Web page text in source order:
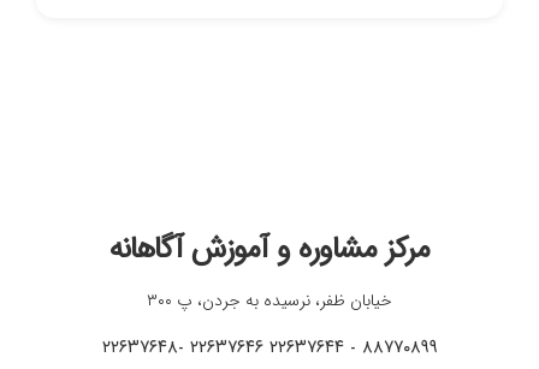
مرکز مشاوره و آموزش آگاهانه
خیابان ظفر، نرسیده به جردن، پ ۳۰۰
۸۸۷۷۰۸۹۹ - ۲۲۶۳۷۶۴۴ ۲۲۶۳۷۶۴۶ -۲۲۶۳۷۶۴۸